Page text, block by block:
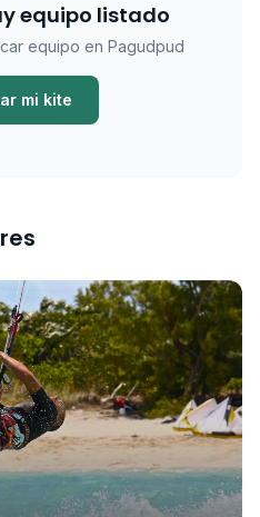
equipo listado
equipo en Pagudpud
mi kite